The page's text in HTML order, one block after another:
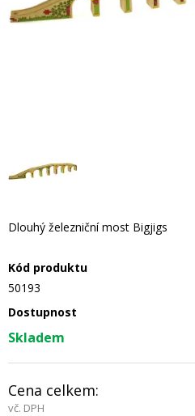
Dlouhý železniční most Bigjigs
Kód produktu
50193
Dostupnost
Skladem
Cena celkem:
vč. DPH